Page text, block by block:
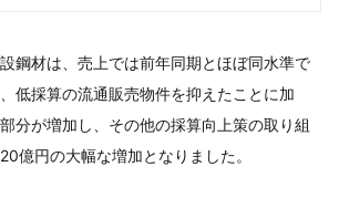
鋼材は、売上では前年同期とほぼ同水準で
低採算の流通販売物件を抑えたことに加
分が増加し、その他の採算向上策の取り組
億円の大幅な増加となりました。